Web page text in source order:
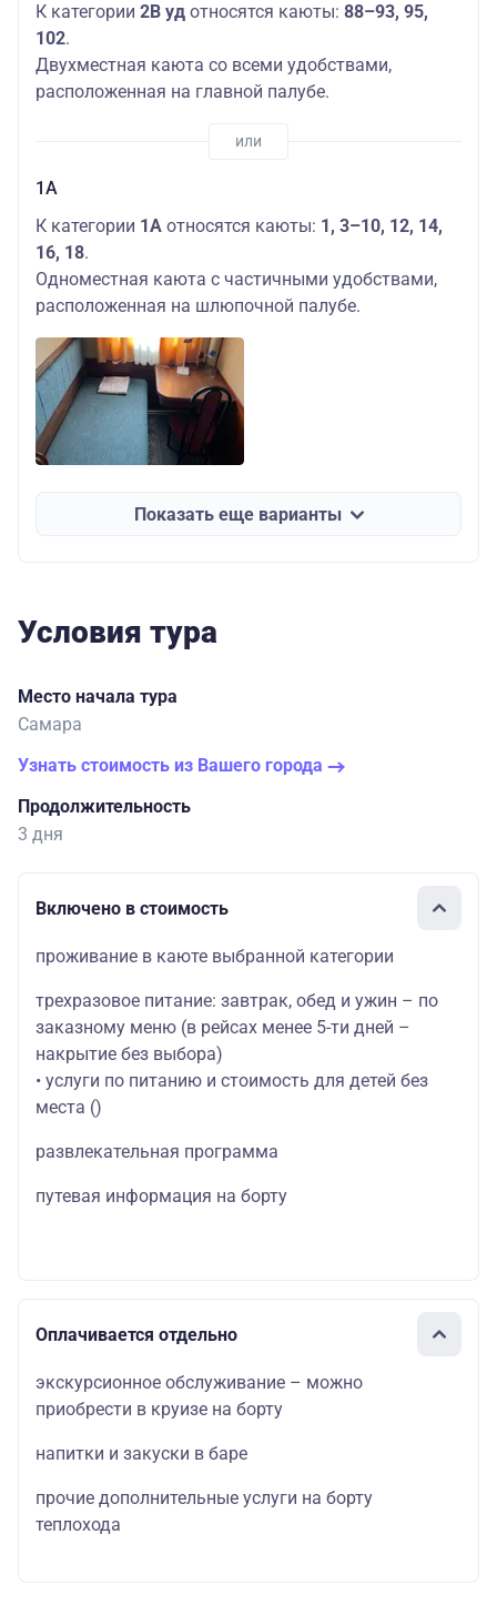
К категории 2В уд относятся каюты: 88–93, 95,
102.
Двухместная каюта со всеми удобствами,
расположенная на главной палубе.
1А
К категории 1А относятся каюты: 1, 3–10, 12, 14,
16, 18.
Одноместная каюта с частичными удобствами,
расположенная на шлюпочной палубе.
Показать еще варианты
Условия тура
Место начала тура
Самара
Узнать стоимость из Вашего города
Продолжительность
3 дня
Включено в стоимость
проживание в каюте выбранной категории
трехразовое питание: завтрак, обед и ужин – по
заказному меню (в рейсах менее 5-ти дней –
накрытие без выбора)
• услуги по питанию и стоимость для детей без
места ()
развлекательная программа
путевая информация на борту
Оплачивается отдельно
экскурсионное обслуживание – можно
приобрести в круизе на борту
напитки и закуски в баре
прочие дополнительные услуги на борту
теплохода